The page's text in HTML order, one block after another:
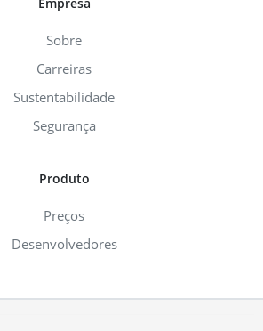
Sobre
Carreiras
Sustentabilidade
Segurança
Produto
Preços
Desenvolvedores